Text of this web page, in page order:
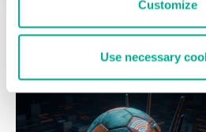
Customize
Use necessary
ÚLTIMAS